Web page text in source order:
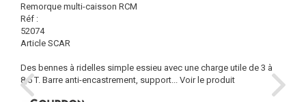
Remorque multi-caisson RCM
Réf :
52074
Article SCAR
Des bennes à ridelles simple essieu avec une charge utile de 3 à
8,5 T. Barre anti-encastrement, support... Voir le produit